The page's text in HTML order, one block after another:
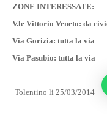
ZONE INTERESSATE:
V.le Vittorio Veneto: da
Via Gorizia: tutta la via
Via Pasubio: tutta la via
Tolentino li 25/03/2014